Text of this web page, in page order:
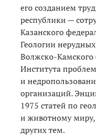
его созданием
республики —
Казанского
Геологии
Волжско-Камского
Института
и
организаций.
1975 статей по
и животному
других тем.